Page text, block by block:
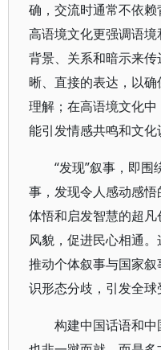
确，交流时通常不依赖
高语境文化更强调语
背景、关系和暗示来
晰、直接的表达，以
理解；在高语境文化
能引发情感共鸣和文化
“发现”叙事，即
事，发现令人感动感
体悟和启发智慧的超
风貌，促进民心相通
推动个体叙事与国家
识形态分歧，引发全球
构建中国话语和中